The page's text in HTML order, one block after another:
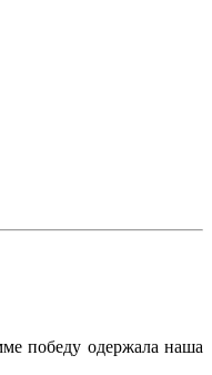
победу одержала наша